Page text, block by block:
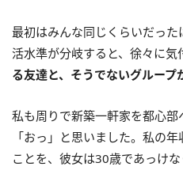
最初はみんな同じくらいだっ
活水準が分岐すると、徐々に気
る友達と、そうでないグループ
私も周りで新築一軒家を都心
「おっ」と思いました。私の
ことを、彼女は30歳であっけな